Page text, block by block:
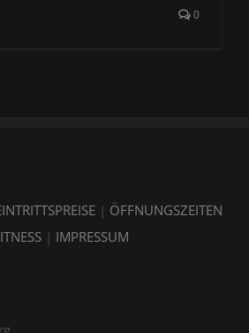
0
| ÖFFNUNGSZEITEN
| IMPRESSUM